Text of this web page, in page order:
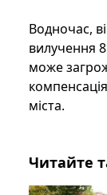
Водночас,
вилучення
може
міста.
Читайте